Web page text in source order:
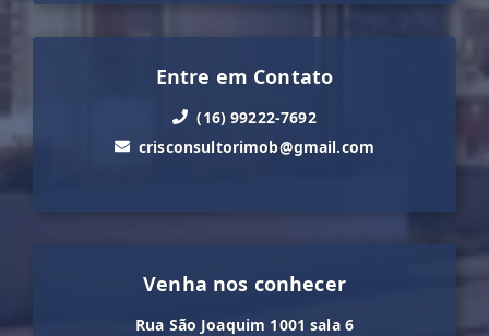
Entre em Contato
(16) 99222-7692
crisconsultorimob@gmail.com
Venha nos conhecer
Rua São Joaquim 1001 sala 6